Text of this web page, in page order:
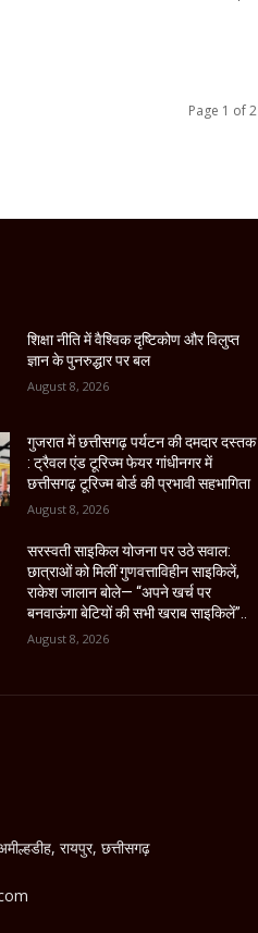
Page 1 of 2
शिक्षा नीति में वैश्विक दृष्टिकोण और विलुप्त
ज्ञान के पुनरुद्धार पर बल
August 8, 2026
गुजरात में छत्तीसगढ़ पर्यटन की दमदार दस्तक
: ट्रैवल एंड टूरिज्म फेयर गांधीनगर में
छत्तीसगढ़ टूरिज्म बोर्ड की प्रभावी सहभागिता
August 8, 2026
सरस्वती साइकिल योजना पर उठे सवाल:
छात्राओं को मिलीं गुणवत्ताविहीन साइकिलें,
राकेश जालान बोले— “अपने खर्च पर
बनवाऊंगा बेटियों की सभी खराब साइकिलें”..
August 8, 2026
रायपुर, छत्तीसगढ़